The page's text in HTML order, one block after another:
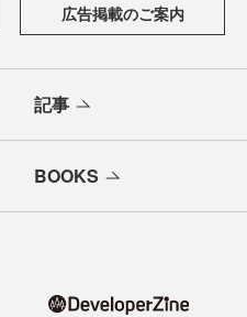
広告掲載のご案内
記事
BOOKS